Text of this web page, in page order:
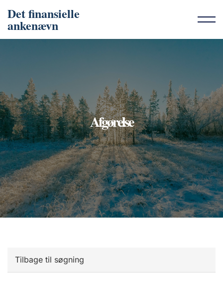
Det finansielle
ankenævn
Afgørelse
Tilbage til søgning